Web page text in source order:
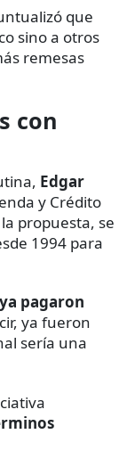
que
sino a otros
remesas
con
Edgar
y Crédito
propuesta, se
1994 para
ya pagaron
ya fueron
sería una